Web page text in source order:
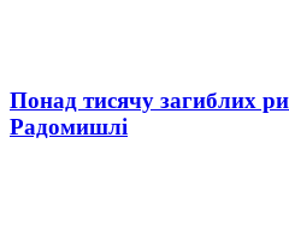
Понад тисячу загиблих
Радомишлі